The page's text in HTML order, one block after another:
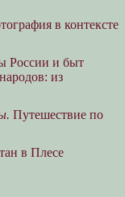
в контексте
России и быт
из
Путешествие по
в Плесе